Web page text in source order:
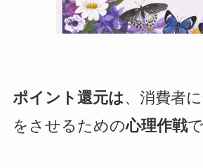
ポイント還元は、消費者
をさせるための心理作戦